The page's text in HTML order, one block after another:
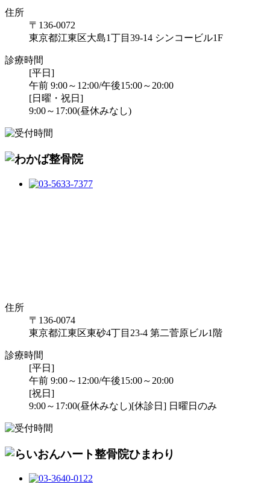
住所
〒136-0072
東京都江東区大島1丁目39-14 シンコービル1F
診療時間
[平日]
午前 9:00～12:00/午後15:00～20:00
[日曜・祝日]
9:00～17:00(昼休みなし)
住所
〒136-0074
東京都江東区東砂4丁目23-4 第二菅原ビル1階
診療時間
[平日]
午前 9:00～12:00/午後15:00～20:00
[祝日]
9:00～17:00(昼休みなし)[休診日] 日曜日のみ